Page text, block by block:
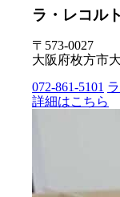
ラ・レコル
〒573-0027
大阪府枚方市
072-861-5101
詳細はこちら